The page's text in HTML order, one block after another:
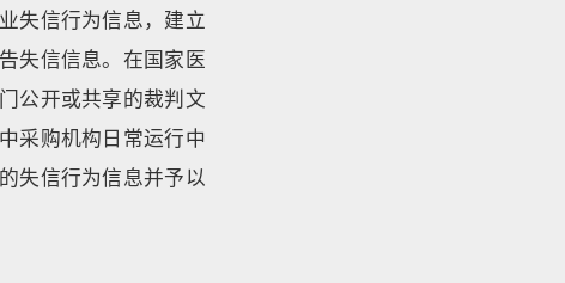
失信行为信息，建立
失信信息。在国家医
公开或共享的裁判文
采购机构日常运行中
失信行为信息并予以